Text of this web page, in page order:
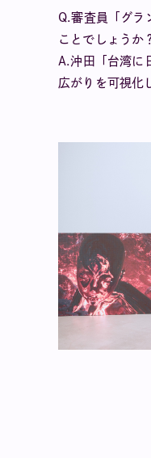
Q.審査員「グラ
ことでしょうか
A.沖田「台湾に
広がりを可視化